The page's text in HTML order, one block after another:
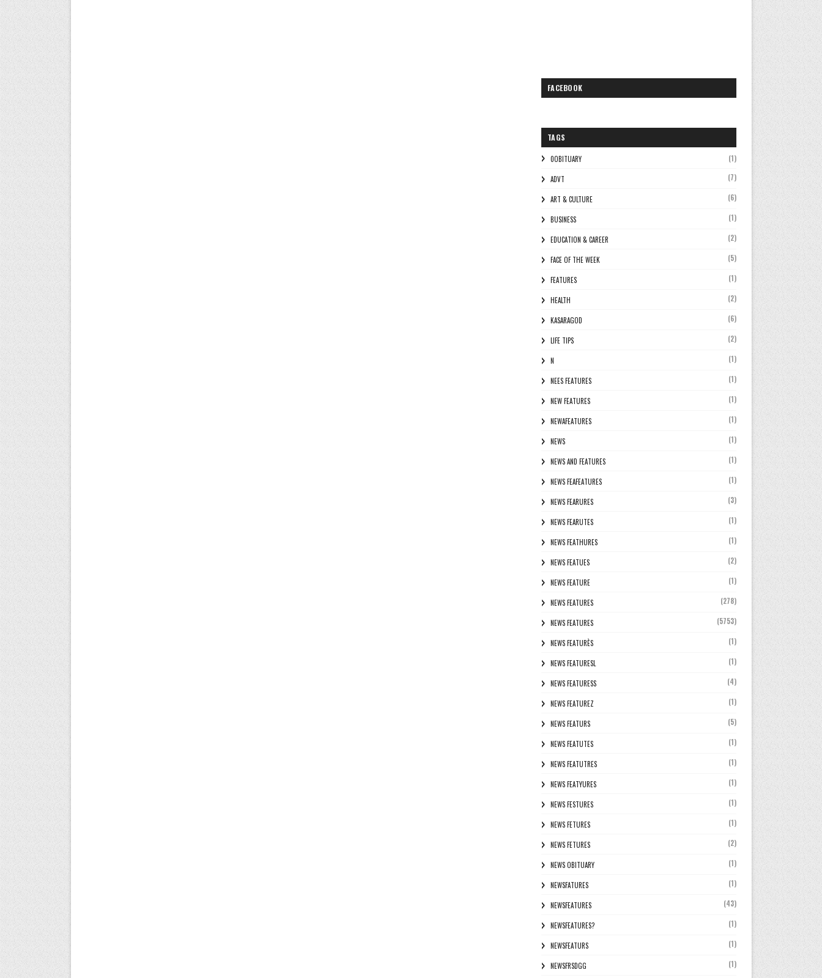
FACEBOOK
TAGS
0OBITUARY (1)
ADVT (7)
ART & CULTURE (6)
BUSINESS (1)
EDUCATION & CAREER (2)
FACE OF THE WEEK (5)
FEATURES (1)
HEALTH (2)
KASARAGOD (6)
LIFE TIPS (2)
N (1)
NEES FEATURES (1)
NEW FEATURES (1)
NEWAFEATURES (1)
NEWS (1)
NEWS AND FEATURES (1)
NEWS FEAFEATURES (1)
NEWS FEARURES (3)
NEWS FEARUTES (1)
NEWS FEATHURES (1)
NEWS FEATUES (2)
NEWS FEATURE (1)
NEWS FEATURES (278)
NEWS FEATURES (5753)
NEWS FEATURÈS (1)
NEWS FEATURESL (1)
NEWS FEATURESS (4)
NEWS FEATUREZ (1)
NEWS FEATURS (5)
NEWS FEATUTES (1)
NEWS FEATUTRES (1)
NEWS FEATYURES (1)
NEWS FESTURES (1)
NEWS FETURES (1)
NEWS FETURES (2)
NEWS OBITUARY (1)
NEWSFATURES (1)
NEWSFEATURES (43)
NEWSFEATURES? (1)
NEWSFEATURS (1)
NEWSFRSDGG (1)